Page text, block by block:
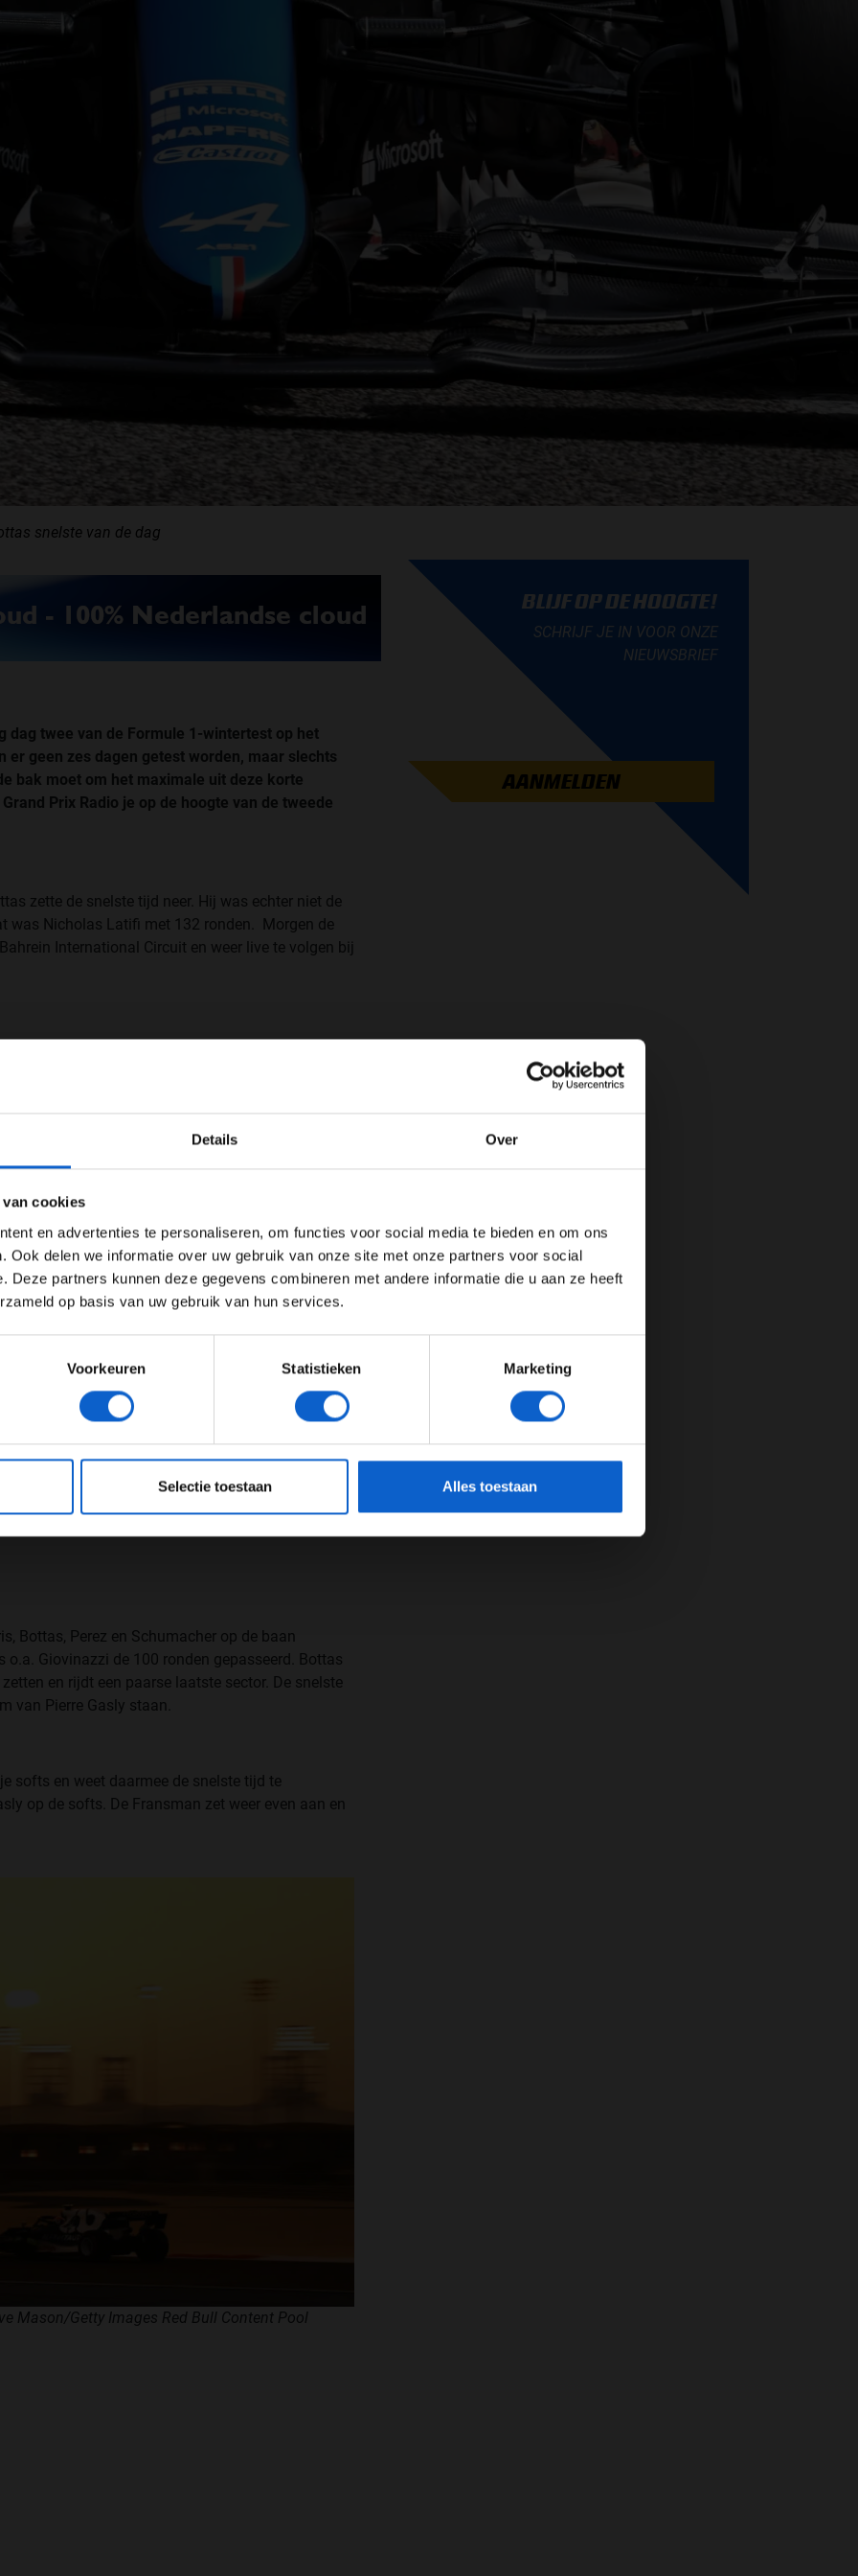
Details Over
van cookies
en advertenties te personaliseren, om functies voor social media te bieden en om ons
Ook delen we informatie over uw gebruik van onze site met onze partners voor social
Deze partners kunnen deze gegevens combineren met andere informatie die u aan ze heeft
op basis van uw gebruik van hun services.
Voorkeuren Statistieken Marketing
Selectie toestaan Alles toestaan
snelste van de dag
dag twee van de Formule 1-wintertest op het
geen zes dagen getest worden, maar slechts
bak moet om het maximale uit deze korte
Prix Radio je op de hoogte van de tweede
zette de snelste tijd neer. Hij was echter niet de
was Nicholas Latifi met 132 ronden. Morgen de
International Circuit en weer live te volgen bij
Bottas, Perez en Schumacher op de baan
Giovinazzi de 100 ronden gepasseerd. Bottas
en rijdt een paarse laatste sector. De snelste
van Pierre Gasly staan.
softs en weet daarmee de snelste tijd te
op de softs. De Fransman zet weer even aan en
Mason/Getty Images Red Bull Content Pool
BLIJF OP DE HOOGTE!
SCHRIJF JE IN VOOR ONZE
NIEUWSBRIEF
AANMELDEN
Advertentie instellingen
Toon alle alcoholische drankenadvertenties (18+)
Toon alle kansspelenadvertenties (24+)
JONGER DAN 24 24 JAAR OF OUDER
onsprivacybeleidvoor meer informatie over gegevensgebruik en -bescherming.